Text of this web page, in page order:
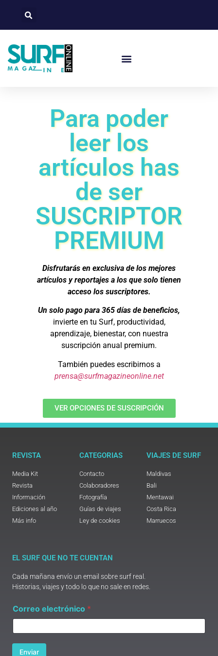
Para poder
leer los
artículos has
de ser
SUSCRIPTOR
PREMIUM
Disfrutarás en exclusiva de los mejores
artículos y reportajes a los que solo tienen
acceso los suscriptores.
Un solo pago para 365 días de beneficios,
invierte en tu Surf, productividad,
aprendizaje, bienestar, con nuestra
suscripción anual premium.
También puedes escribirnos a
prensa@surfmagazineonline.net
VER OPCIONES DE SUSCRIPCIÓN
REVISTA
Media Kit
Revista
Información
Ediciones al año
Más info
CATEGORIAS
Contacto
Colaboradores
Fotografía
Guías de viajes
Ley de cookies
VIAJES DE SURF
Maldivas
Bali
Mentawai
Costa Rica
Marruecos
EL SURF QUE NO TE CUENTAN
Cada mañana envío un email sobre surf real.
Historias, viajes y todo lo que no sale en redes.
l
e
r
Correo electrónico *
Enviar